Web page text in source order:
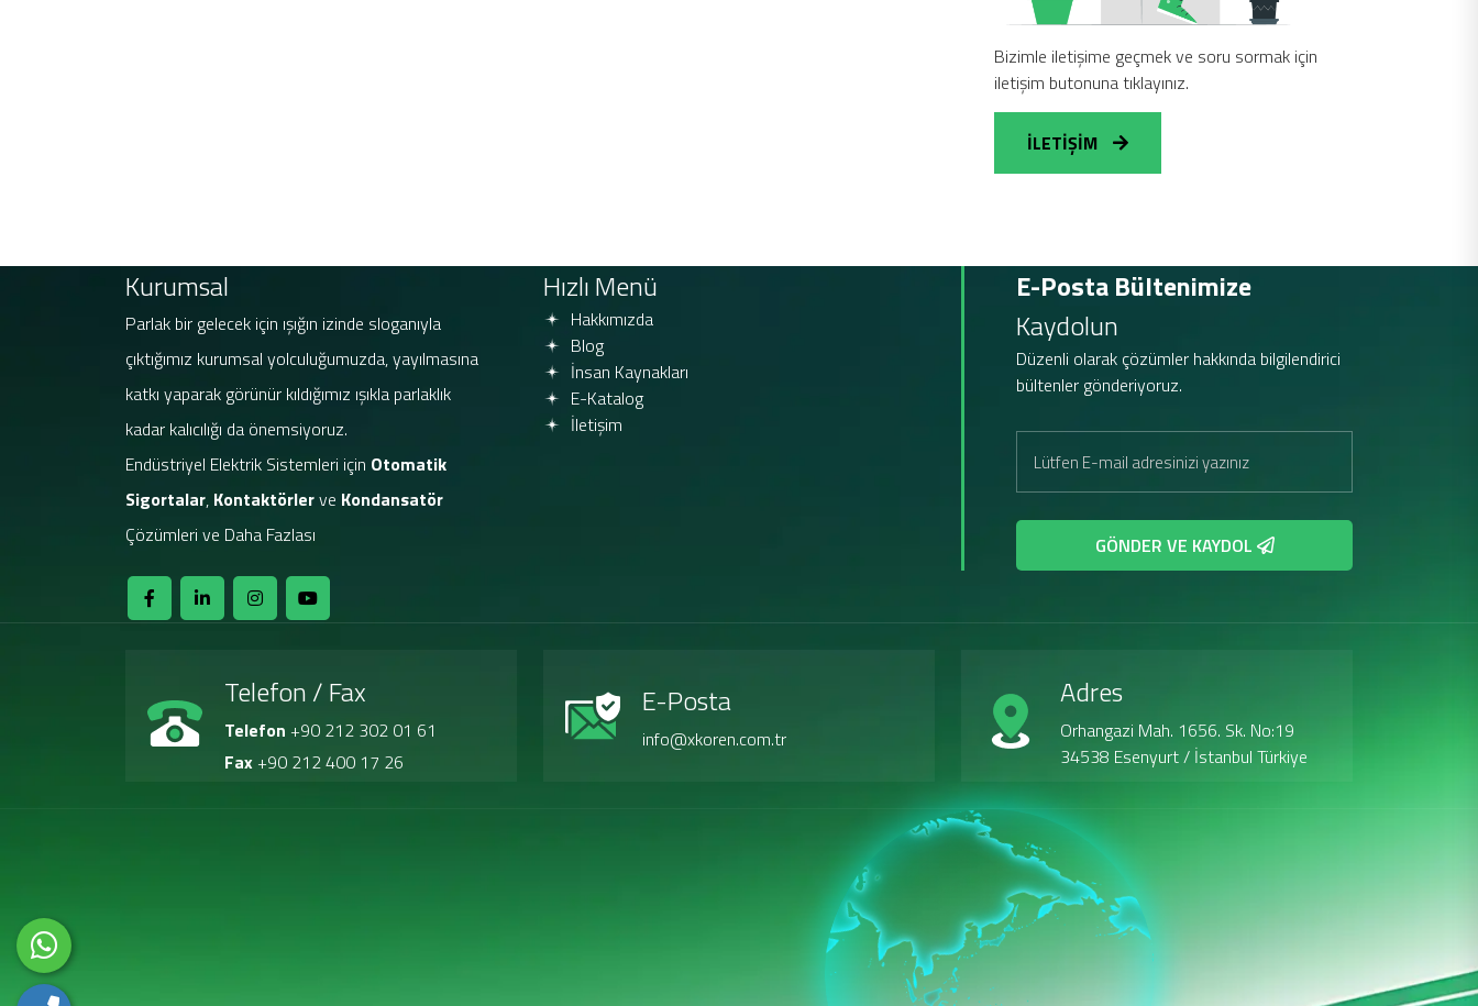
Bizimle iletişime geçmek ve soru sormak için
iletişim butonuna tıklayınız.
İLETİŞİM
Kurumsal
Parlak bir gelecek için ışığın izinde sloganıyla
çıktığımız kurumsal yolculuğumuzda, yayılmasına
katkı yaparak görünür kıldığımız ışıkla parlaklık
kadar kalıcılığı da önemsiyoruz.
Endüstriyel Elektrik Sistemleri için Otomatik
Sigortalar, Kontaktörlerve Kondansatör
Çözümleri ve Daha Fazlası
Hızlı Menü
Hakkımızda
Blog
İnsan Kaynakları
E-Katalog
İletişim
E-Posta Bültenimize
Kaydolun
Düzenli olarak çözümler hakkında bilgilendirici
bültenler gönderiyoruz.
GÖNDER VE KAYDOL
Telefon / Fax
Telefon +90 212 302 01 61
Fax +90 212 400 17 26
E-Posta
info@xkoren.com.tr
Adres
Orhangazi Mah. 1656. Sk. No:19
34538 Esenyurt / İstanbul Türkiye